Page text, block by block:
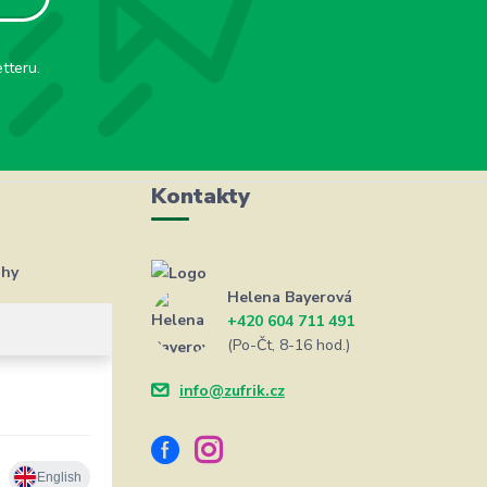
Kontakty
Helena Bayerová
+420 604 711 491
(Po-Čt, 8-16 hod.)
info@zufrik.cz